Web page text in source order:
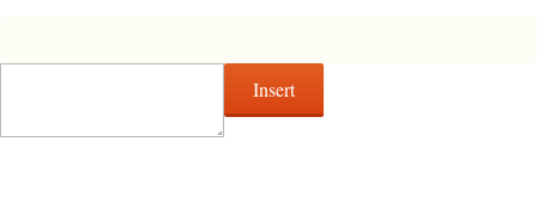
Insert